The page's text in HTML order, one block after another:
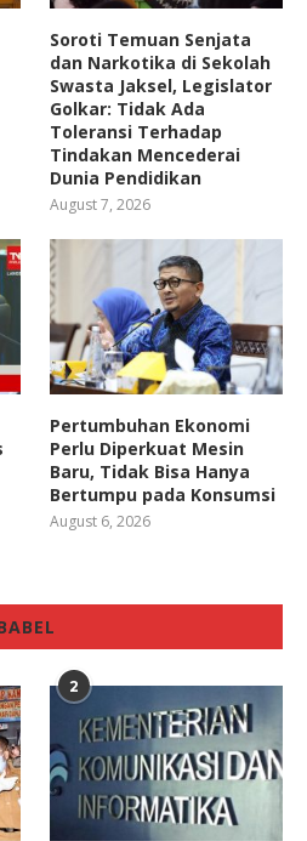
Soroti Temuan Senjata
dan Narkotika di Sekolah
Swasta Jaksel, Legislator
Golkar: Tidak Ada
Toleransi Terhadap
Tindakan Mencederai
Dunia Pendidikan
August 7, 2026
Pertumbuhan Ekonomi
Perlu Diperkuat Mesin
Baru, Tidak Bisa Hanya
Bertumpu pada Konsumsi
August 6, 2026
2